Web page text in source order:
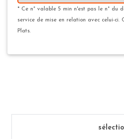
* Ce n° valable 5 min n'est pas le n° du
service de mise en relation avec celui-ci.
Plats.